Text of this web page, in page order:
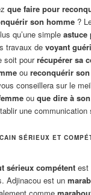
que faire pour
son homme ?
qu’une simpleastuce
travaux devoyant
soit pourrécupérer sa
oureconquérir
conseillera sur le
ouque dire à
une communication
SÉRIEUX ET
sérieux compétent est
Adjinacou est un